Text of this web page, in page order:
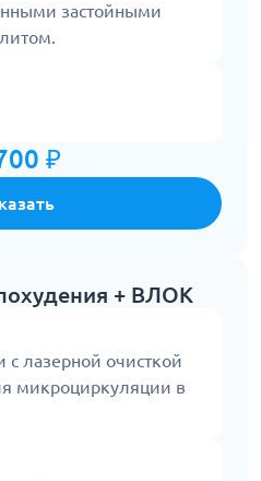
застойными
₽
+ ВЛОК
с лазерной очисткой
микроциркуляции в